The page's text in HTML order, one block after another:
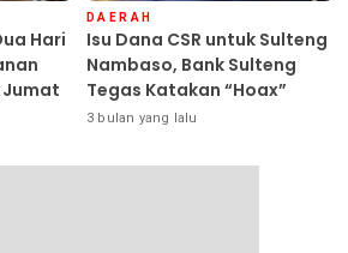
Hari
Jumat
DAERAH
Isu Dana CSR untuk Sulteng
Nambaso, Bank Sulteng
Tegas Katakan “Hoax”
3 bulan yang lalu